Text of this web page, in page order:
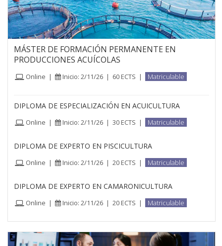
MÁSTER DE FORMACIÓN PERMANENTE EN
PRODUCCIONES ACUÍCOLAS
Online | Inicio: 2/11/26 | 60 ECTS | Matriculable
DIPLOMA DE ESPECIALIZACIÓN EN ACUICULTURA
Online | Inicio: 2/11/26 | 30 ECTS | Matriculable
DIPLOMA DE EXPERTO EN PISCICULTURA
Online | Inicio: 2/11/26 | 20 ECTS | Matriculable
DIPLOMA DE EXPERTO EN CAMARONICULTURA
Online | Inicio: 2/11/26 | 20 ECTS | Matriculable